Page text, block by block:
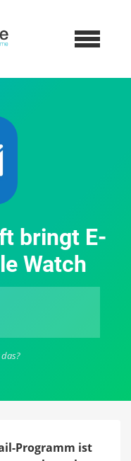
bringt E-
Watch
Programm ist